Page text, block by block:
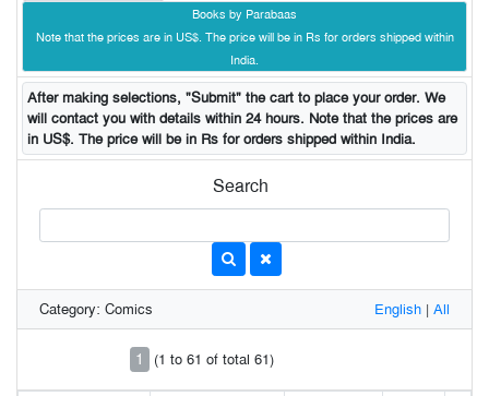
Books by Parabaas
Note that the prices are in US$. The price will be in Rs for orders shipped within
India.
After making selections, "Submit" the cart to place your order. We
will contact you with details within 24 hours. Note that the prices are
in US$. The price will be in Rs for orders shipped within India.
Search
Category: Comics English | All
1 (1 to 61 of total 61)